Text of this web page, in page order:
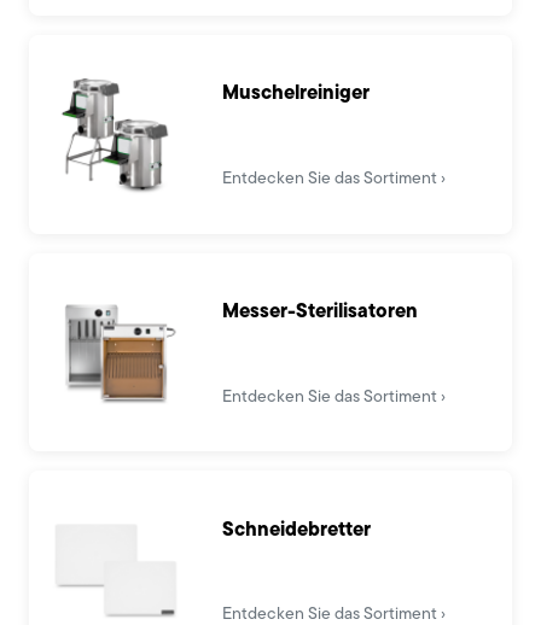
Muschelreiniger
Entdecken Sie das Sortiment
Messer-Sterilisatoren
Entdecken Sie das Sortiment
Schneidebretter
Entdecken Sie das Sortiment